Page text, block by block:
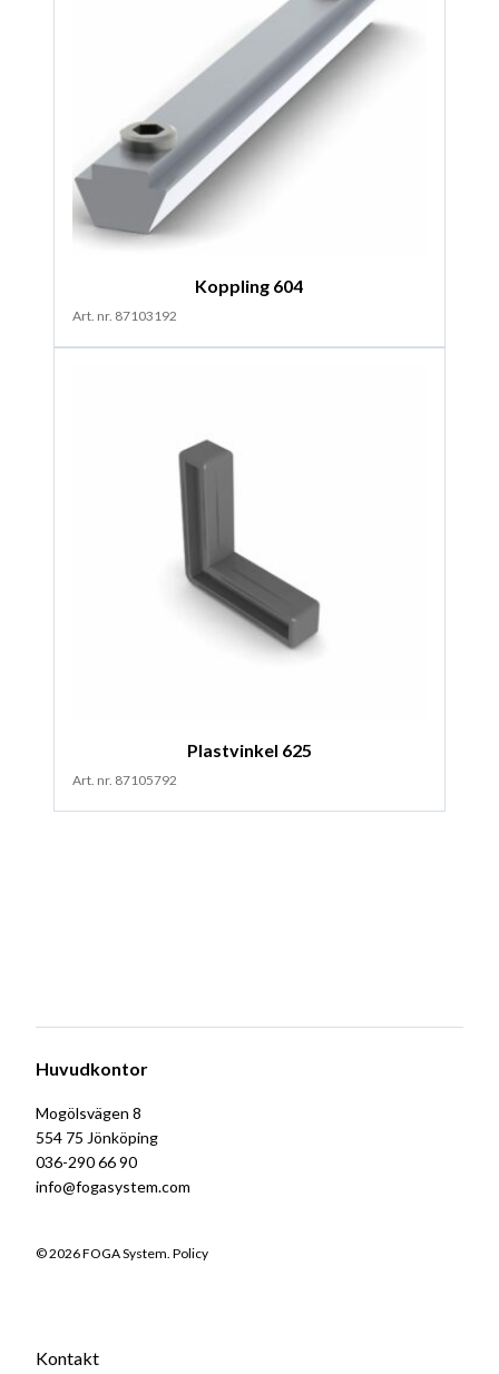
Koppling 604
Art. nr. 87103192
Plastvinkel 625
Art. nr. 87105792
Huvudkontor
Mogölsvägen 8
554 75 Jönköping
036-290 66 90
info@fogasystem.com
© 2026 FOGA System. Policy
Kontakt